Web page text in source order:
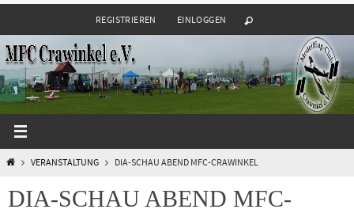
Inhalt
springen
REGISTRIEREN EINLOGGEN
STARTVERANSTALTUNG DIA-SCHAU ABEND MFC-CRAWINKEL
DIA-SCHAU ABEND MFC-